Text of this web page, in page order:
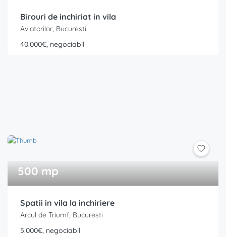
Birouri de inchiriat in vila
Aviatorilor, Bucuresti
40.000€, negociabil
500 mp
Spatii in vila la inchiriere
Arcul de Triumf, Bucuresti
5.000€, negociabil